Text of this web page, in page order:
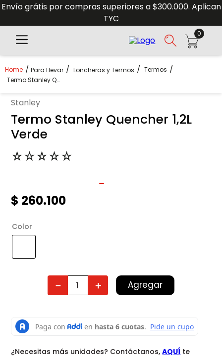
Envío grátis por compras superiores a $300.000. Aplican
TYC
0
Para Llevar Loncheras y Termos
Termos
Termo Stanley Quencher 1,2L Verde
stanley
Termo Stanley Quencher 1,2L
Verde
☆☆☆☆☆
$ 260.100
Color
＋
－ Agregar
¿Necesitas más unidades? Contáctanos,AQUÍ te